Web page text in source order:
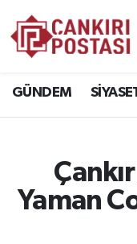
GÜNDEM
Yaman
EKONOMİ
Trafik Durumu
Süper Lig